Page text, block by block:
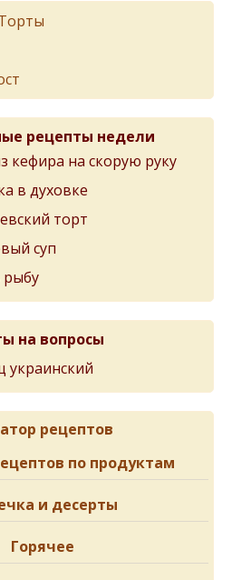
рецепты недели
кефира на скорую руку
в духовке
торт
суп
рыбу
на вопросы
украинский
рецептов
по продуктам
и десерты
Горячее